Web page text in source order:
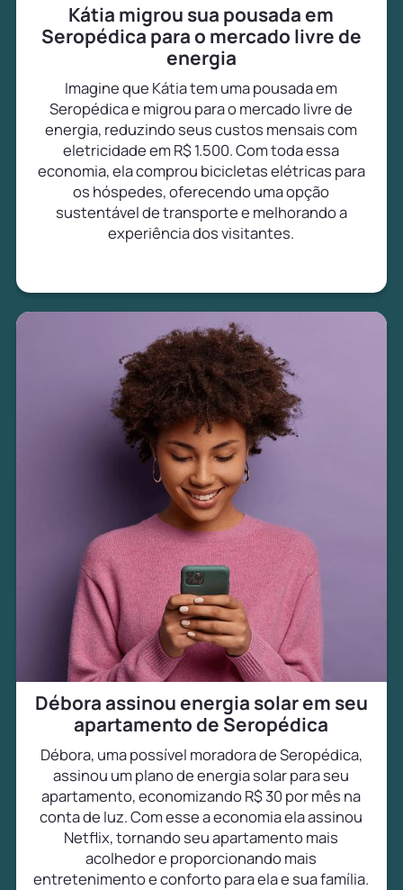
Kátia migrou sua pousada em
Seropédica para o mercado livre de
energia
Imagine que Kátia tem uma pousada em
Seropédica e migrou para o mercado livre de
energia, reduzindo seus custos mensais com
eletricidade em R$ 1.500. Com toda essa
economia, ela comprou bicicletas elétricas para
os hóspedes, oferecendo uma opção
sustentável de transporte e melhorando a
experiência dos visitantes.
Débora assinou energia solar em seu
apartamento de Seropédica
Débora, uma possível moradora de Seropédica,
assinou um plano de energia solar para seu
apartamento, economizando R$ 30 por mês na
conta de luz. Com esse a economia ela assinou
Netflix, tornando seu apartamento mais
acolhedor e proporcionando mais
entretenimento e conforto para ela e sua família.